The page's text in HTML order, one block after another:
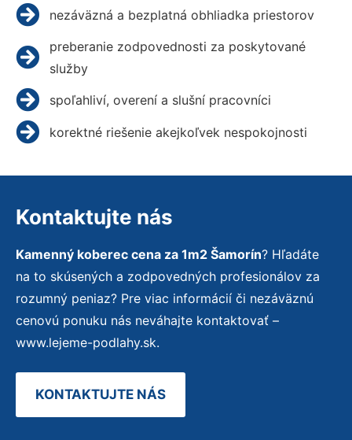
nezáväzná a bezplatná obhliadka priestorov
preberanie zodpovednosti za poskytované
služby
spoľahliví, overení a slušní pracovníci
korektné riešenie akejkoľvek nespokojnosti
Kontaktujte nás
Kamenný koberec cena za 1m2 Šamorín? Hľadáte
na to skúsených a zodpovedných profesionálov za
rozumný peniaz? Pre viac informácií či nezáväznú
cenovú ponuku nás neváhajte kontaktovať –
www.lejeme-podlahy.sk.
KONTAKTUJTE NÁS